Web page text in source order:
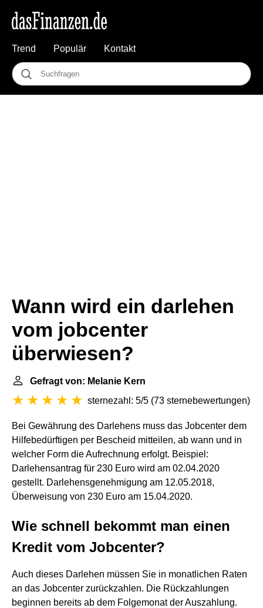
Trend Populär Kontakt
Wann wird ein darlehen
vom jobcenter
überwiesen?
Gefragt von: Melanie Kern
sternezahl: 5/5 (73 sternebewertungen)
Bei Gewährung des Darlehens muss das Jobcenter dem
Hilfebedürftigen per Bescheid mitteilen, ab wann und in
welcher Form die Aufrechnung erfolgt. Beispiel:
Darlehensantrag für 230 Euro wird am 02.04.2020
gestellt. Darlehensgenehmigung am 12.05.2018,
Überweisung von 230 Euro am 15.04.2020.
Wie schnell bekommt man einen
Kredit vom Jobcenter?
Auch dieses Darlehen müssen Sie in monatlichen Raten
an das Jobcenter zurückzahlen. Die Rückzahlungen
beginnen bereits ab dem Folgemonat der Auszahlung.